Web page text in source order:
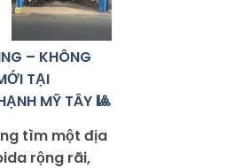
– KHÔNG
TẠI
MỸ TÂY 🎱
tìm một địa
rộng rãi,